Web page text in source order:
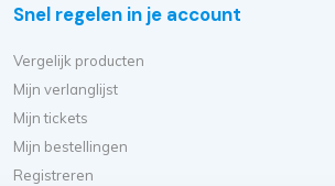
Snel regelen in je account
Vergelijk producten
Mijn verlanglijst
Mijn tickets
Mijn bestellingen
Registreren